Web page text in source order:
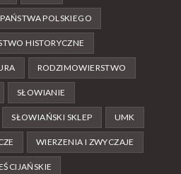
POLSKIEGO
HISTORYCZNE
RODZIMOWIERSTWO
SŁOWIANIE
SŁOWIAŃSKI SKLEP UMK
WIERZENIA I ZWYCZAJE